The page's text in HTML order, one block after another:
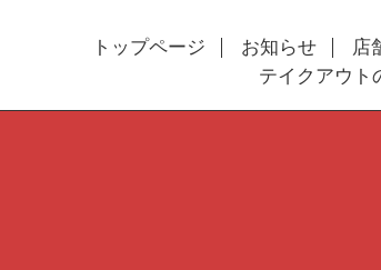
トップページ お知らせ 店
テイクアウト